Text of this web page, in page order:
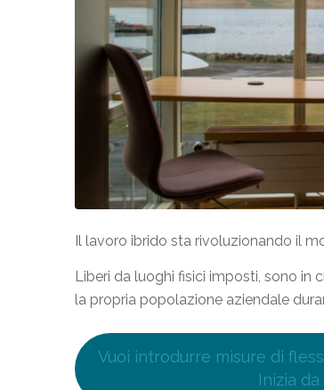
Il lavoro ibrido sta rivoluzionando il
Liberi da luoghi fisici imposti, sono in
la propria popolazione aziendale
Vuoi introdurre misure di
Inizia da